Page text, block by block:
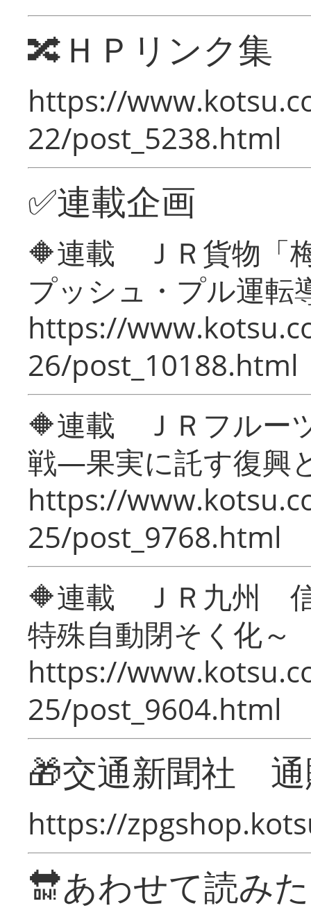
🔀ＨＰリンク集
https://
22/post_5238.html
✅連載企画
🔶連載 ＪＲ貨物「
プッシュ・プル運転
https://
26/post_10188.html
🔶連載 ＪＲフルー
戦―果実に託す復興
https://
25/post_9768.html
🔶連載 ＪＲ九州 信
特殊自動閉そく化～
https://
25/post_9604.html
🎁交通新聞社
https://
🔛あわせて読み